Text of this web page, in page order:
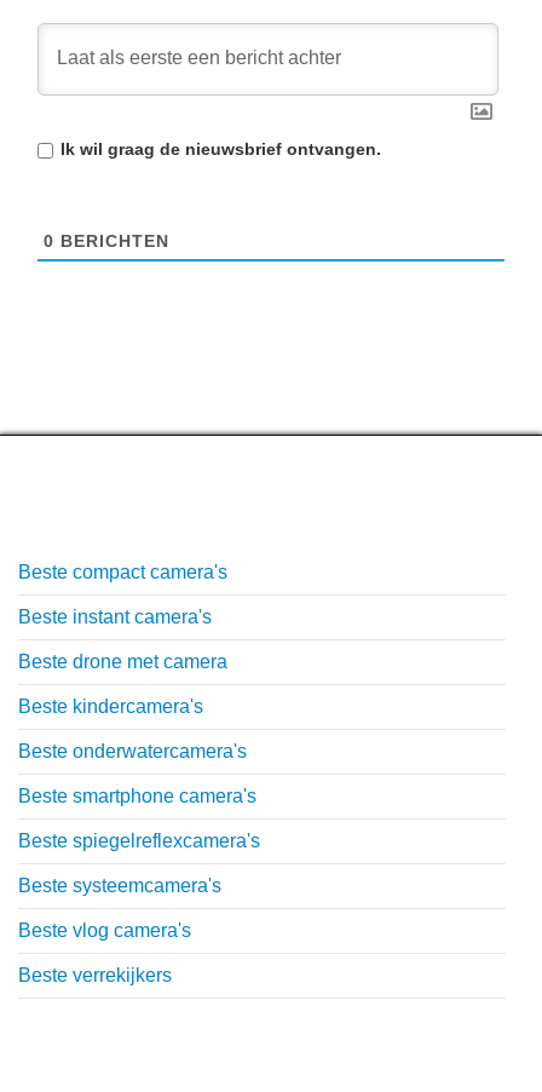
Ik wil graag de nieuwsbrief ontvangen.
0 BERICHTEN
Beste compact camera's
Beste instant camera's
Beste drone met camera
Beste kindercamera's
Beste onderwatercamera's
Beste smartphone camera's
Beste spiegelreflexcamera's
Beste systeemcamera's
Beste vlog camera's
Beste verrekijkers